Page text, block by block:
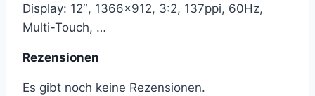
Display: 12″, 1366×912, 3:2, 137ppi, 60Hz,
Multi-Touch, …
Rezensionen
Es gibt noch keine Rezensionen.